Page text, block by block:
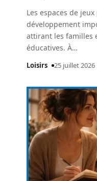
Les espaces de
développement
attirant les familles
éducatives. À…
Loisirs 25 juillet 2026